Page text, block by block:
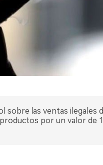
sobre las ventas ilegales
por un valor de